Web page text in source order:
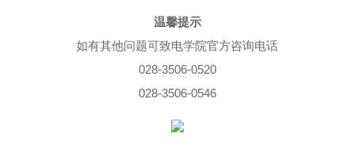
温馨提示
如有其他问题可致电学院官方咨询电话
028-3506-0520
028-3506-0546